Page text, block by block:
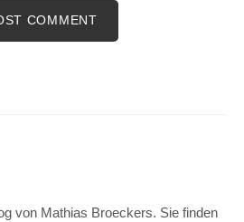
von Mathias Broeckers. Sie finden